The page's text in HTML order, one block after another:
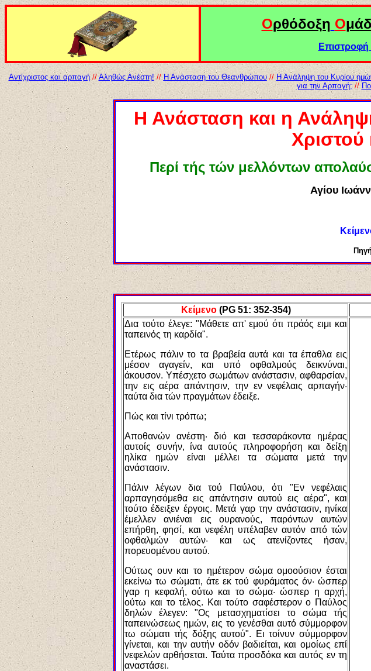
Ορθόδοξη Ο
Επιστροφή
Αντίχριστος και αρπαγή//Αληθώς Ανέστη! // Η Ανάσταση του Θεανθρώπου// Η Ανάληψη του Κυρίου
για την Αρπαγή; //
Η Ανάσταση και η
Χριστού
Περί τής τών μελλόντων
Αγίου
Κείμενο (PG 51: 352-354)
Δια τούτο έλεγε: "Μάθετε απ' εμού ότι πράός ειμι και
ταπεινός τη καρδία".
Ετέρως πάλιν το τα βραβεία αυτά και τα έπαθλα εις
μέσον αγαγείν, και υπό οφθαλμούς δεικνύναι,
άκουσον. Υπέσχετο σωμάτων ανάστασιν, αφθαρσίαν,
την εις αέρα απάντησιν, την εν νεφέλαις αρπαγήν·
ταύτα δια τών πραγμάτων έδειξε.
Πώς και τίνι τρόπω;
Αποθανών ανέστη· διό και τεσσαράκοντα ημέρας
αυτοίς συνήν, ίνα αυτούς πληροφορήση και δείξη
ηλίκα ημών είναι μέλλει τα σώματα μετά την
ανάστασιν.
Πάλιν λέγων δια τού Παύλου, ότι "Εν νεφέλαις
αρπαγησόμεθα εις απάντησιν αυτού εις αέρα", και
τούτο έδειξεν έργοις. Μετά γαρ την ανάστασιν, ηνίκα
έμελλεν ανιέναι εις ουρανούς, παρόντων αυτών
επήρθη, φησί, και νεφέλη υπέλαβεν αυτόν από τών
οφθαλμών αυτών· και ως ατενίζοντες ήσαν,
πορευομένου αυτού.
Ούτως ουν και το ημέτερον σώμα ομοούσιον έσται
εκείνω τω σώματι, άτε εκ τού φυράματος όν· ώσπερ
γαρ η κεφαλή, ούτω και το σώμα· ώσπερ η αρχή,
ούτω και το τέλος. Και τούτο σαφέστερον ο Παύλος
δηλών έλεγεν: "Ος μετασχηματίσει το σώμα τής
ταπεινώσεως ημών, εις το γενέσθαι αυτό σύμμορφον
τω σώματι τής δόξης αυτού". Ει τοίνυν σύμμορφον
γίνεται, και την αυτήν οδόν βαδιείται, και ομοίως επί
νεφελών αρθήσεται. Ταύτα προσδόκα και αυτός εν τη
αναστάσει.